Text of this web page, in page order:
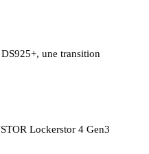
une transition
Lockerstor 4 Gen3